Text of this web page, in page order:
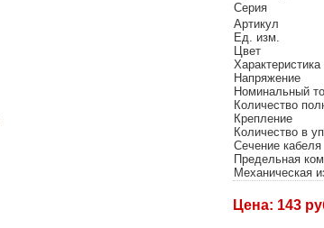
Серия
Артикул
Ед. изм.
Цвет
Напряжение
Номинальный
Количество
Крепление
Количество в
Сечение кабеля
Предельная
Механическая
Цена: 143